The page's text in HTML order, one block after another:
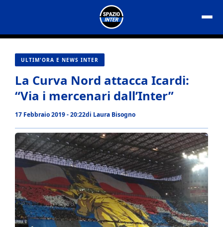
contenuto
ULTIM'ORA E NEWS INTER
La Curva Nord attacca Icardi:
“Via i mercenari dall’Inter”
17 Febbraio 2019 - 20:22di Laura Bisogno